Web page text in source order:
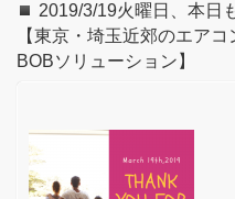
2019/3/19火曜日、本日
【東京・埼玉近郊のエア
BOBソリューション】